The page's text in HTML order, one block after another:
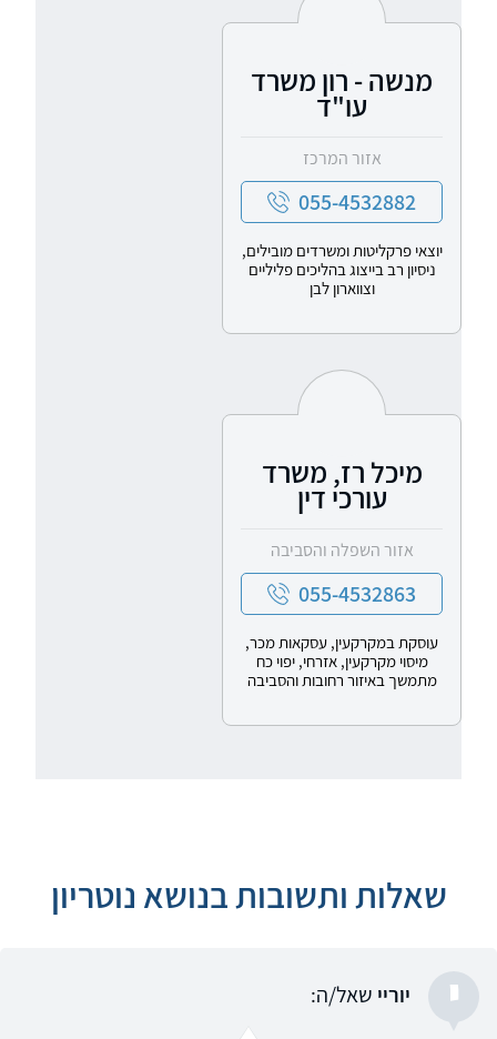
מנשה - רון משרד
עו"ד
אזור המרכז
055-4532882
יוצאי פרקליטות ומשרדים מובילים,
ניסיון רב בייצוג בהליכים פליליים
וצווארון לבן
מיכל רז, משרד
עורכי דין
אזור השפלה והסביבה
055-4532863
עוסקת במקרקעין, עסקאות מכר,
מיסוי מקרקעין, אזרחי, יפוי כח
מתמשך באיזור רחובות והסביבה
שאלות ותשובות בנושא נוטריון
י יוריי שאל/ה: